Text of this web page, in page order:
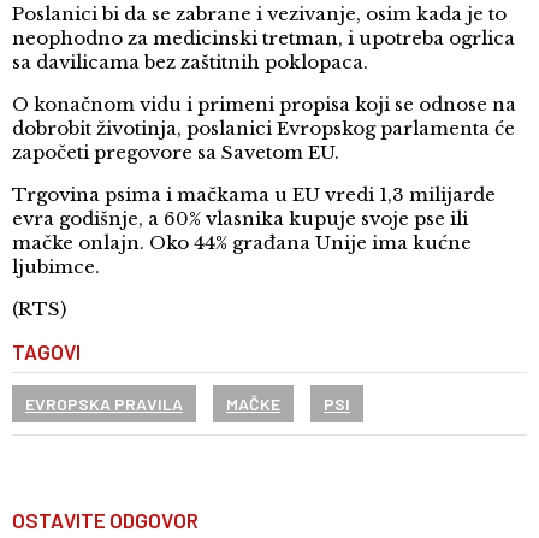
Poslanici bi da se zabrane i vezivanje, osim kada je to
neophodno za medicinski tretman, i upotreba ogrlica
sa davilicama bez zaštitnih poklopaca.
O konačnom vidu i primeni propisa koji se odnose na
dobrobit životinja, poslanici Evropskog parlamenta će
započeti pregovore sa Savetom EU.
Trgovina psima i mačkama u EU vredi 1,3 milijarde
evra godišnje, a 60% vlasnika kupuje svoje pse ili
mačke onlajn. Oko 44% građana Unije ima kućne
ljubimce.
(RTS)
TAGOVI
EVROPSKA PRAVILA MAČKE PSI
OSTAVITE ODGOVOR